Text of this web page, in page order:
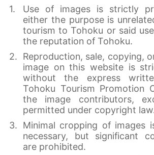
Use of images is strictly
either the purpose is
tourism to Tohoku or said
the reputation of Tohoku.
Reproduction, sale, copying,
image on this website is
without the express
Tohoku Tourism Promotion
the image contributors,
permitted under copyright
Minimal cropping of images
necessary, but significant
are prohibited.